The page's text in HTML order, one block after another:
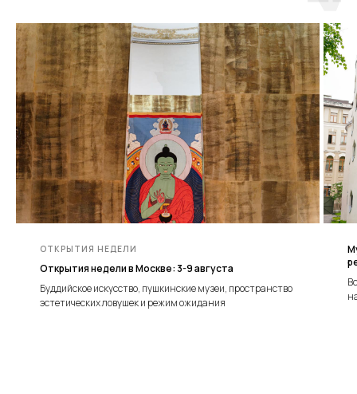
ОТКРЫТИЯ НЕДЕЛИ
Открытия недели в Москве: 3-9 августа
Буддийское искусство, пушкинские музеи, пространство
эстетических ловушек и режим ожидания